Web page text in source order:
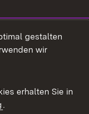
gestalten
wir
erhalten Sie in
.